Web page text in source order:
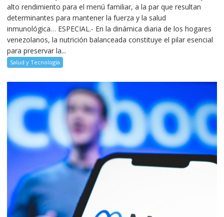
alto rendimiento para el menú familiar, a la par que resultan
determinantes para mantener la fuerza y la salud
inmunológica… ESPECIAL.- En la dinámica diaria de los hogares
venezolanos, la nutrición balanceada constituye el pilar esencial
para preservar la...
Salud y Tecnología